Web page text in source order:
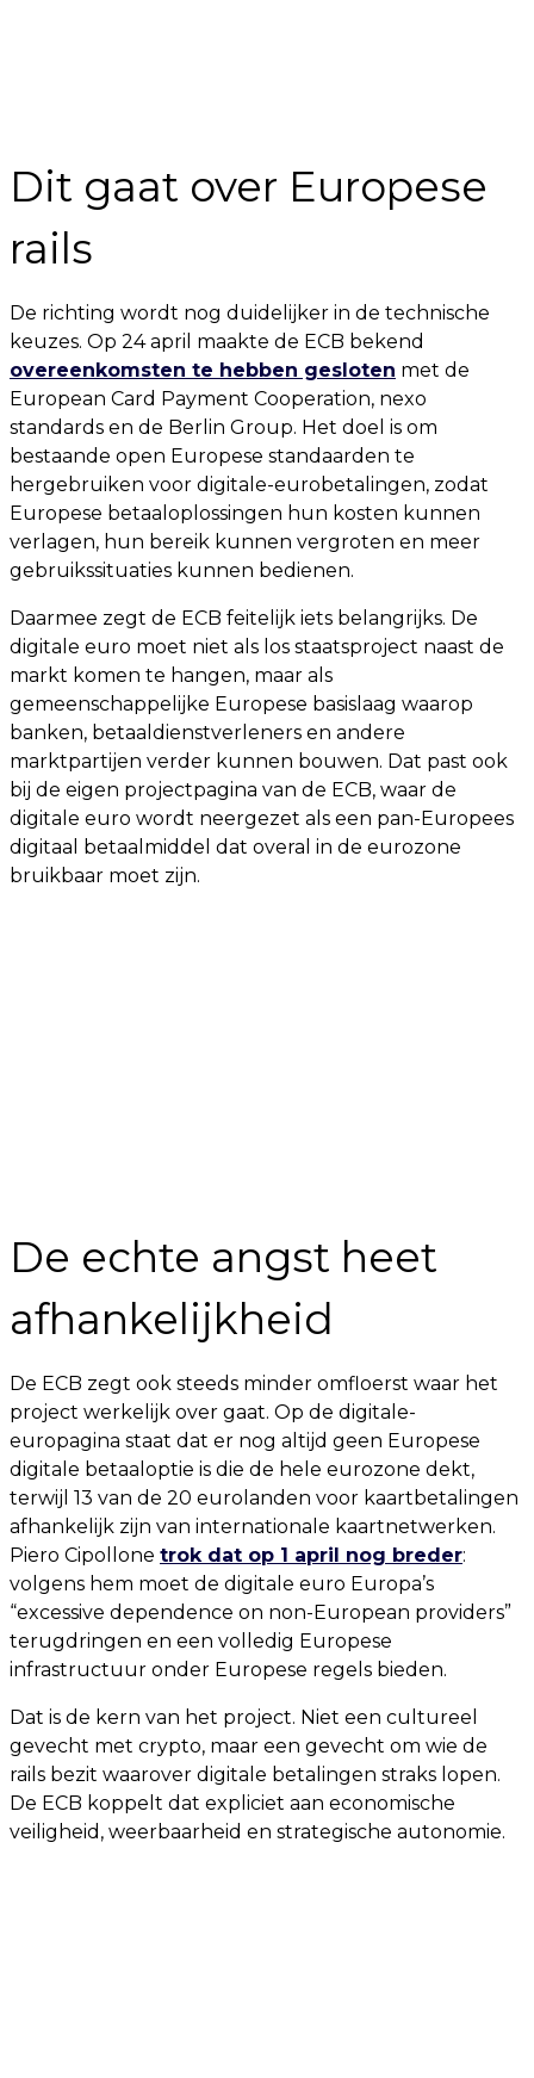
Dit gaat over Europese
rails
De richting wordt nog duidelijker in de technische
keuzes. Op 24 april maakte de ECB bekend
overeenkomsten te hebben gesloten met de
European Card Payment Cooperation, nexo
standards en de Berlin Group. Het doel is om
bestaande open Europese standaarden te
hergebruiken voor digitale-eurobetalingen, zodat
Europese betaaloplossingen hun kosten kunnen
verlagen, hun bereik kunnen vergroten en meer
gebruikssituaties kunnen bedienen.
Daarmee zegt de ECB feitelijk iets belangrijks. De
digitale euro moet niet als los staatsproject naast de
markt komen te hangen, maar als
gemeenschappelijke Europese basislaag waarop
banken, betaaldienstverleners en andere
marktpartijen verder kunnen bouwen. Dat past ook
bij de eigen projectpagina van de ECB, waar de
digitale euro wordt neergezet als een pan-Europees
digitaal betaalmiddel dat overal in de eurozone
bruikbaar moet zijn.
De echte angst heet
afhankelijkheid
De ECB zegt ook steeds minder omfloerst waar het
project werkelijk over gaat. Op de digitale-
europagina staat dat er nog altijd geen Europese
digitale betaaloptie is die de hele eurozone dekt,
terwijl 13 van de 20 eurolanden voor kaartbetalingen
afhankelijk zijn van internationale kaartnetwerken.
Piero Cipollone trok dat op 1 april nog breder:
volgens hem moet de digitale euro Europa’s
“excessive dependence on non-European providers”
terugdringen en een volledig Europese
infrastructuur onder Europese regels bieden.
Dat is de kern van het project. Niet een cultureel
gevecht met crypto, maar een gevecht om wie de
rails bezit waarover digitale betalingen straks lopen.
De ECB koppelt dat expliciet aan economische
veiligheid, weerbaarheid en strategische autonomie.